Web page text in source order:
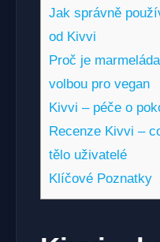
Jak správně
od Kivvi
Proč je
volbou pro vegan
Kivvi – péče o
Recenze Kivvi –
tělo uživatelé
Klíčové Poznatky